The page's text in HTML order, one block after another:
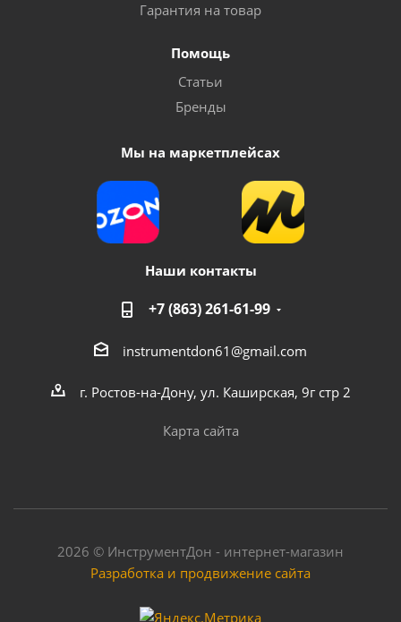
Гарантия на товар
Помощь
Статьи
Бренды
Мы на маркетплейсах
Наши контакты
+7 (863) 261-61-99
instrumentdon61@gmail.com
г. Ростов-на-Дону, ул. Каширская, 9г стр 2
Карта сайта
2026 © ИнструментДон - интернет-магазин
Разработка и продвижение сайта